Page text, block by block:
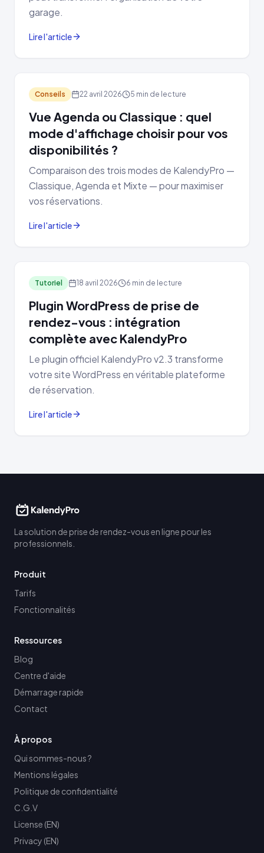
garage.
Lire l'article
Conseils 22 avril 2026 5 min de lecture
Vue Agenda ou Classique : quel
mode d'affichage choisir pour vos
disponibilités ?
Comparaison des trois modes de KalendyPro —
Classique, Agenda et Mixte — pour maximiser
vos réservations.
Lire l'article
Tutoriel 18 avril 2026 6 min de lecture
Plugin WordPress de prise de
rendez-vous : intégration
complète avec KalendyPro
Le plugin officiel KalendyPro v2.3 transforme
votre site WordPress en véritable plateforme
de réservation.
Lire l'article
La solution de prise de rendez-vous en ligne pour les
professionnels.
Produit
Tarifs
Fonctionnalités
Ressources
Blog
Centre d'aide
Démarrage rapide
Contact
À propos
Qui sommes-nous ?
Mentions légales
Politique de confidentialité
C.G.V
License (EN)
Privacy (EN)